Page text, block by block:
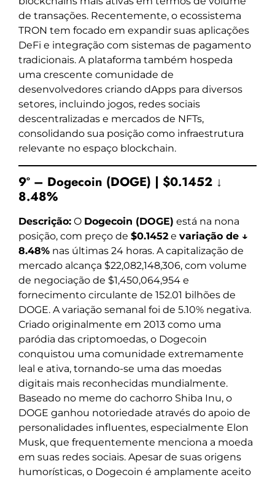
de transações. Recentemente, o ecossistema
TRON tem focado em expandir suas aplicações
DeFi e integração com sistemas de pagamento
tradicionais. A plataforma também hospeda
uma crescente comunidade de
desenvolvedores criando dApps para diversos
setores, incluindo jogos, redes sociais
descentralizadas e mercados de NFTs,
consolidando sua posição como infraestrutura
relevante no espaço blockchain.
9º – Dogecoin (DOGE) | $0.1452 ↓
8.48%
Descrição: O Dogecoin (DOGE) está na nona
posição, com preço de $0.1452 e variação de ↓
8.48% nas últimas 24 horas. A capitalização de
mercado alcança $22,082,148,306, com volume
de negociação de $1,450,064,954 e
fornecimento circulante de 152.01 bilhões de
DOGE. A variação semanal foi de 5.10% negativa.
Criado originalmente em 2013 como uma
paródia das criptomoedas, o Dogecoin
conquistou uma comunidade extremamente
leal e ativa, tornando-se uma das moedas
digitais mais reconhecidas mundialmente.
Baseado no meme do cachorro Shiba Inu, o
DOGE ganhou notoriedade através do apoio de
personalidades influentes, especialmente Elon
Musk, que frequentemente menciona a moeda
em suas redes sociais. Apesar de suas origens
humorísticas, o Dogecoin é amplamente aceito